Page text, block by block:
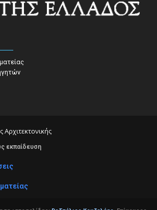
εκπαίδευση